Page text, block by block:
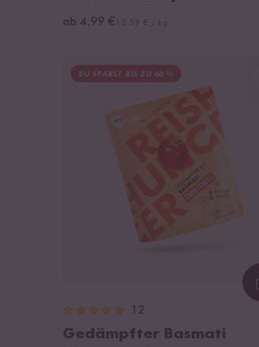
ab 4,99 €
DU SPARST BIS ZU 40 %
12
Gedämpfter Basmati